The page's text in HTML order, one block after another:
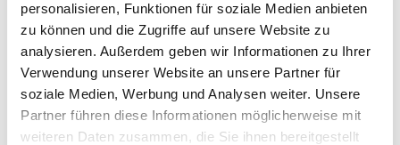
personalisieren, Funktionen für soziale Medien anbieten
zu können und die Zugriffe auf unsere Website zu
analysieren. Außerdem geben wir Informationen zu Ihrer
Verwendung unserer Website an unsere Partner für
soziale Medien, Werbung und Analysen weiter. Unsere
Partner führen diese Informationen möglicherweise mit
weiteren Daten zusammen, die Sie ihnen bereitgestellt
Unidad Garaje 2-1 Sistema de
escape GP - Scrambler 1200
1.279,95 €*
Zard 2-1 Kit completo sistema de